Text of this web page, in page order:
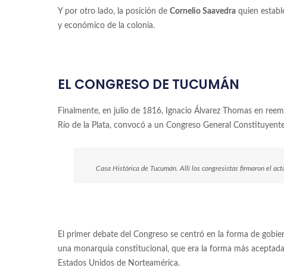
Y por otro lado, la posición de Cornelio Saavedraquien
y económico de la colonia.
EL CONGRESO DE TUCUMÁN
Finalmente, en julio de 1816, Ignacio Álvarez Thomas en
Río de la Plata, convocó a un Congreso General
Casa Histórica de Tucumán. Allí los congresistas firmaron el
El primer debate del Congreso se centró en la forma de
una monarquía constitucional, que era la forma más
Estados Unidos de Norteamérica.